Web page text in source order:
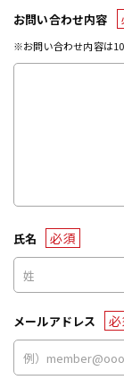
お問い合わせ内容
※お問い合わせ内容は
氏名 必須
メールアドレス